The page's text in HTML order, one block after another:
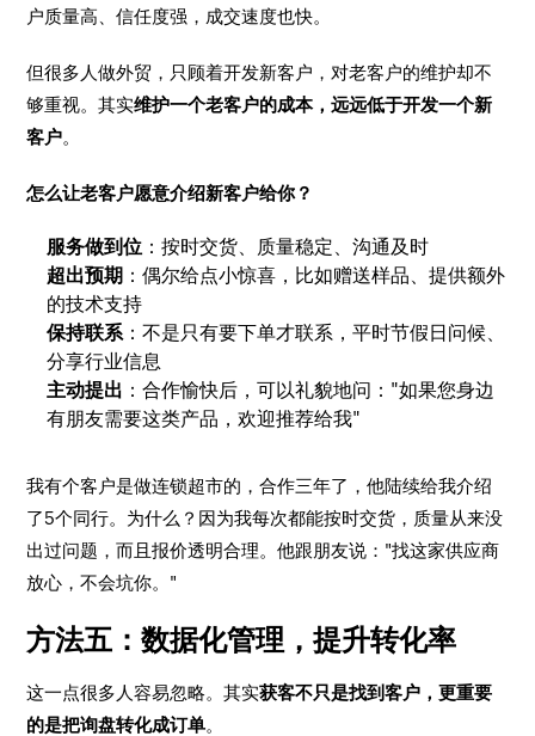
户质量高、信任度强，成交速度也快。
但很多人做外贸，只顾着开发新客户，对老客户的维护却不
够重视。其实维护一个老客户的成本，远远低于开发一个新
客户。
怎么让老客户愿意介绍新客户给你？
服务做到位 ：按时交货、质量稳定、沟通及时
超出预期 ：偶尔给点小惊喜，比如赠送样品、提供额外
的技术支持
保持联系：不是只有要下单才联系，平时节假日问候、
分享行业信息
主动提出 ：合作愉快后，可以礼貌地问："如果您身边
有朋友需要这类产品，欢迎推荐给我"
我有个客户是做连锁超市的，合作三年了，他陆续给我介绍
了5个同行。为什么？因为我每次都能按时交货，质量从来没
出过问题，而且报价透明合理。他跟朋友说："找这家供应商
放心，不会坑你。"
方法五：数据化管理，提升转化率
这一点很多人容易忽略。其实获客不只是找到客户，更重要
的是把询盘转化成订单。